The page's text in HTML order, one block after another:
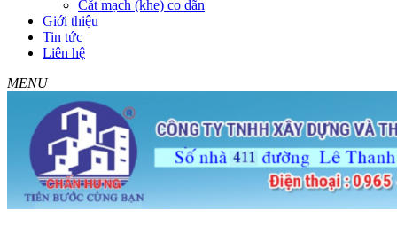
Cắt mạch (khe) co dãn
Giới thiệu
Tin tức
Liên hệ
MENU